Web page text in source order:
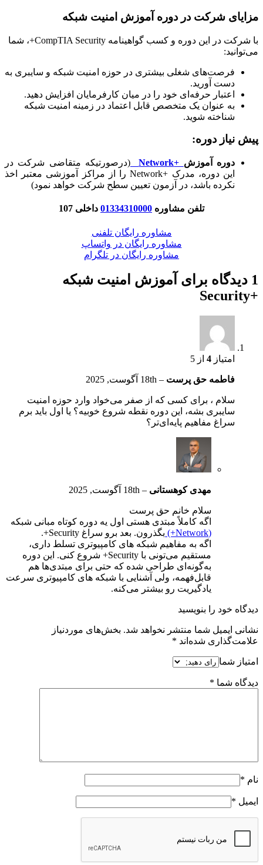
مزایای شرکت در دوره آموزش امنیت شبکه
با شرکت در این دوره و کسب گواهینامه CompTIA Security+، شما
می‌توانید:
فرصت‌های شغلی بیشتری در حوزه امنیت شبکه و سایبری به
دست آورید.
اعتبار حرفه‌ای خود را در میان کارفرمایان افزایش دهید.
به عنوان یک متخصص قابل اعتماد در زمینه امنیت شبکه
شناخته شوید.
پیش نیاز دوره:
دوره آموزش +Network
(درصورتیکه متقاضی شرکت در
این دوره، مدرک +Network را از مراکز آموزشی معتبر اخذ
نکرده باشد، در آزمون تعیین سطح شرکت خواهد نمود)
تلفن مشاوره 01334310000 داخلی 107
مشاوره رایگان تلفنی
مشاوره رایگان در واتساپ
مشاوره رایگان در تلگرام
1 دیدگاه برای
آموزش امنیت شبکه
+Security
امتیاز 4 از 5
فاطمه حق پرست – 18th آگوست, 2025
سلام ، برای کسی که از صفر می‌خواد وارد حوزه امنیت
سایبری بشه، این دوره نقطه شروع خوبیه؟ یا اول باید برم
سراغ مفاهیم پایه‌ای‌تر؟
مهدی کوهستانی – 18th آگوست, 2025
سلام خانم حق پرست
اگه کاملاً مبتدی هستی اول یه دوره کوتاه مبانی شبکه
(Network+)
بگذرون. بعد برو سراغ Security+.
اگه به مفاهیم شبکه های کامپیوتری تسلط داری،
مستقیم می‌تونی با Security+ شروع کنی. این دوره
به‌گونه‌ای طراحی شده که حتی برای مبتدی‌ها هم
قابل‌فهمه، ولی آشنایی با شبکه های کامپیوتری سرعت
یادگیریت رو بیشتر می‌کنه.
دیدگاه خود را بنویسید
نشانی ایمیل شما منتشر نخواهد شد. بخش‌های موردنیاز
علامت‌گذاری شده‌اند *
امتیاز شما
دیدگاه شما *
نام *
ایمیل *